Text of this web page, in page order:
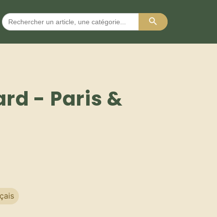
Search
for:
Search Button
- Paris &